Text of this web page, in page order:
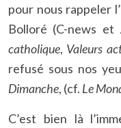
pour nous rappeler
Bolloré (C-news et
catholique, Valeurs
refusé sous nos
Dimanche, (cf. Le
C’est bien là